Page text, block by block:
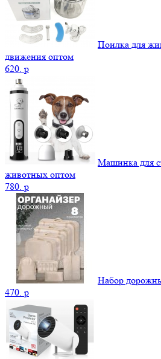
Поилка для
движения оптом
620. p
Машинка для
животных оптом
780. p
Набор
470. p